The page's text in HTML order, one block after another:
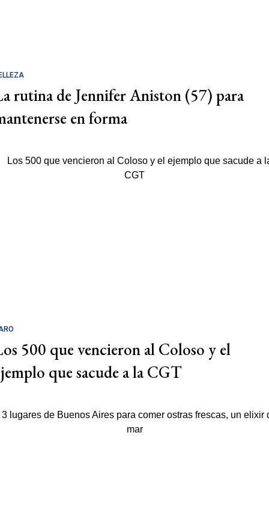
rutina de Jennifer Aniston (57) para
en forma
500 que vencieron al Coloso y el
que sacude a la CGT